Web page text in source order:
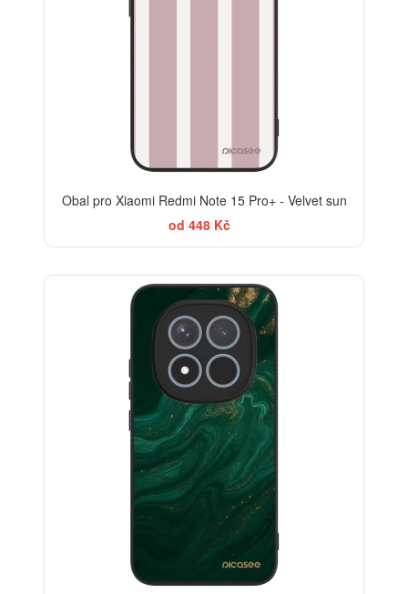
Obal pro Xiaomi Redmi Note 15 Pro+ - Velvet sun
od 448 Kč